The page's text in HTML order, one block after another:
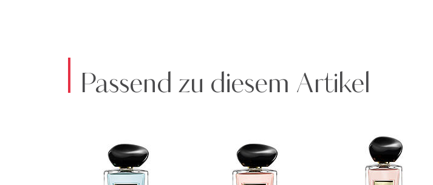
Passend zu diesem Artikel